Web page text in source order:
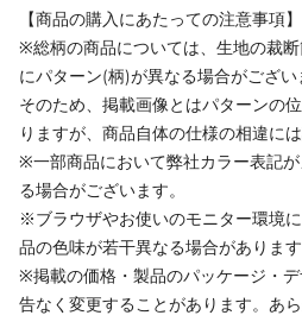
【商品の購入にあたっての注意事項】
※総柄の商品については、生地の裁
にパターン(柄)が異なる場合がござい
そのため、掲載画像とはパターンの
りますが、商品自体の仕様の相違に
※一部商品において弊社カラー表記
る場合がございます。
※ブラウザやお使いのモニター環境
品の色味が若干異なる場合があります
※掲載の価格・製品のパッケージ・
告なく変更することがあります。あ